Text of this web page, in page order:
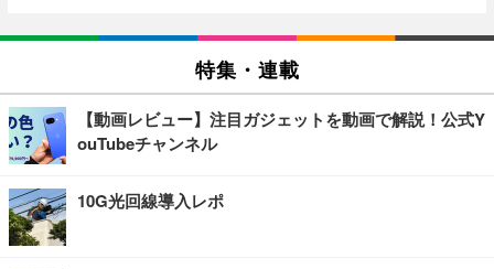
特集・連載
【動画レビュー】注目ガジェットを動画で解説！公式Y
ouTubeチャンネル
10G光回線導入レポ